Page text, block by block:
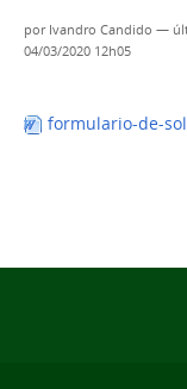
por Ivandro Candido —
04/03/2020 12h05
formulario-de-